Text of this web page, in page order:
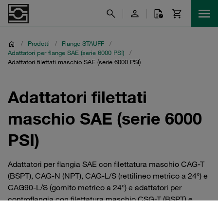
/ Prodotti / Flange STAUFF
/
Adattatori per flange SAE (serie 6000 PSI)
/
Adattatori filettati maschio SAE (serie 6000 PSI)
Adattatori filettati
maschio SAE (serie 6000
PSI)
Adattatori per flangia SAE con filettatura maschio CAG-T
(BSPT), CAG-N (NPT), CAG-L/S (rettilineo metrico a 24°) e
CAG90-L/S (gomito metrico a 24°) e adattatori per
controflangia con filettatura maschio CSG-T (BSPT) e